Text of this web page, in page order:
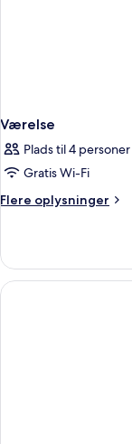
Værelse
Plads til 4 personer
Gratis Wi-Fi
Flere oplysninger
Flere